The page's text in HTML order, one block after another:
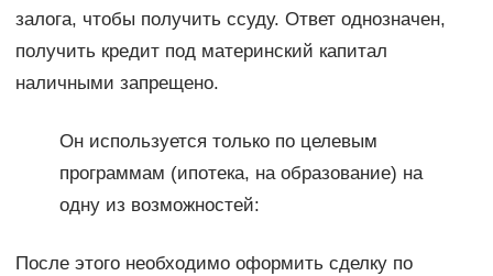
залога, чтобы получить ссуду. Ответ однозначен,
получить кредит под материнский капитал
наличными запрещено.
Он используется только по целевым
программам (ипотека, на образование) на
одну из возможностей:
После этого необходимо оформить сделку по